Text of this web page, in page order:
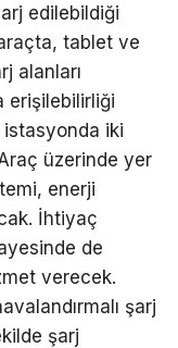
edilebildiği
tablet ve
alanları
erişilebilirliği
istasyonda iki
üzerinde yer
enerji
İhtiyaç
de
verecek.
şarj
şarj